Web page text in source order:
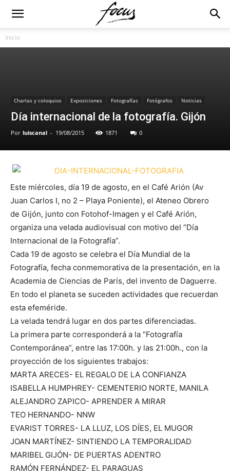
Inicio
Charlas y coloquios Exposiciones Fotografías Fotógrafos Noticias
Día internacional de la fotografía. Gijón
Por luiscanal - 19/08/2015 1871 0
Este miércoles, día 19 de agosto, en el Café Arión (Av
Juan Carlos I, no 2 – Playa Poniente), el Ateneo Obrero
de Gijón, junto con Fotohof-Imagen y el Café Arión,
organiza una velada audiovisual con motivo del “Día
Internacional de la Fotografía”.
Cada 19 de agosto se celebra el Día Mundial de la
Fotografía, fecha conmemorativa de la presentación, en la
Academia de Ciencias de París, del invento de Daguerre.
En todo el planeta se suceden actividades que recuerdan
esta efeméride.
La velada tendrá lugar en dos partes diferenciadas.
La primera parte corresponderá a la “Fotografía
Contemporánea”, entre las 17:00h. y las 21:00h., con la
proyección de los siguientes trabajos:
MARTA ARECES- EL REGALO DE LA CONFIANZA
ISABELLA HUMPHREY- CEMENTERIO NORTE, MANILA
ALEJANDRO ZAPICO- APRENDER A MIRAR
TEO HERNANDO- NNW
EVARIST TORRES- LA LLUZ, LOS DÍES, EL MUGOR
JOAN MARTÍNEZ- SINTIENDO LA TEMPORALIDAD
MARIBEL GIJÓN- DE PUERTAS ADENTRO
RAMÓN FERNÁNDEZ- EL PARAGUAS